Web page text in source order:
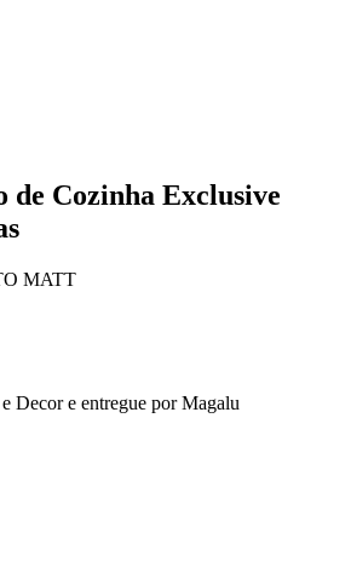
Cozinha Exclusive
MATT
Decore entregue por Magalu